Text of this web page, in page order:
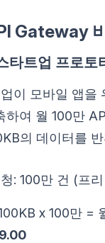
Gateway
타트업 프로토
이 모바일 앱을
하여 월 100만
의 데이터를
: 100만 건 (프
x 100만 =